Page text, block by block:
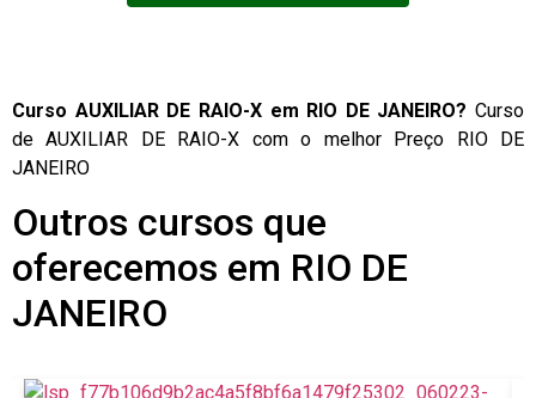
Curso AUXILIAR DE RAIO-X em RIO DE JANEIRO? Curso
de AUXILIAR DE RAIO-X com o melhor Preço RIO DE
JANEIRO
Outros cursos que
oferecemos em RIO DE
JANEIRO